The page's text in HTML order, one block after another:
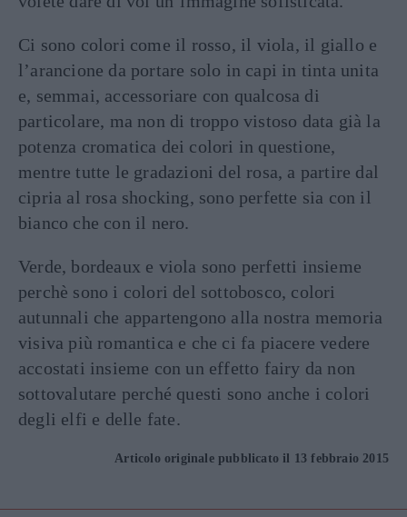
Ci sono colori come il rosso, il viola, il giallo e
l’arancione da portare solo in capi in tinta unita
e, semmai, accessoriare con qualcosa di
particolare, ma non di troppo vistoso data già la
potenza cromatica dei colori in questione,
mentre tutte le gradazioni del rosa, a partire dal
cipria al rosa shocking, sono perfette sia con il
bianco che con il nero.
Verde, bordeaux e viola sono perfetti insieme
perchè sono i colori del sottobosco, colori
autunnali che appartengono alla nostra memoria
visiva più romantica e che ci fa piacere vedere
accostati insieme con un effetto fairy da non
sottovalutare perché questi sono anche i colori
degli elfi e delle fate.
Articolo originale pubblicato il 13 febbraio 2015